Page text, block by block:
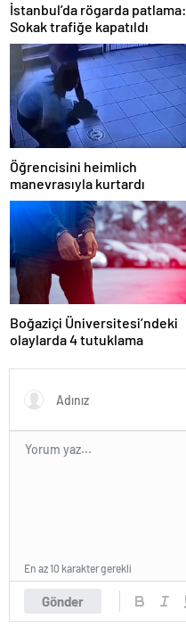
İstanbul’da rögarda patlama:
Sokak trafiğe kapatıldı
Öğrencisini heimlich
manevrasıyla kurtardı
Boğaziçi Üniversitesi’ndeki
olaylarda 4 tutuklama
Gönder
En az 10 karakter gerekli